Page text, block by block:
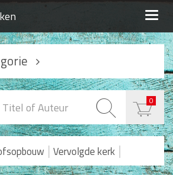
zijn
0
| Vervolgde kerk |
|Koopjes